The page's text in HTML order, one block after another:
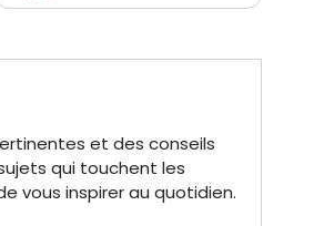
et des conseils
qui touchent les
vous inspirer au quotidien.